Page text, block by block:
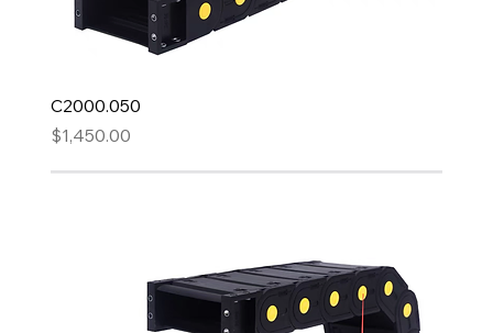
C2000.050
Precio
$1,450.00